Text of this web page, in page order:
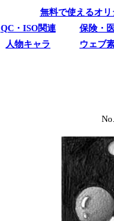
無料で使えるオ
QC・ISO関連
保険・
人物キャラ ウェブ